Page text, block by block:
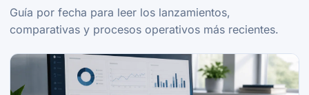
Guía por fecha para leer los lanzamientos,
comparativas y procesos operativos más recientes.